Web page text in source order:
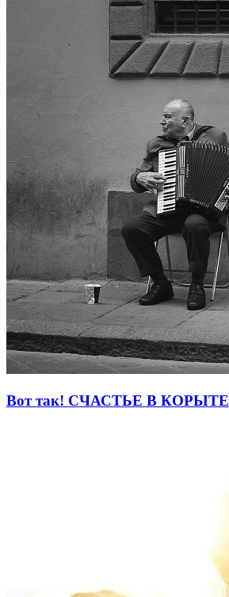
Вот так! СЧАСТЬЕ В КОРЫТЕ